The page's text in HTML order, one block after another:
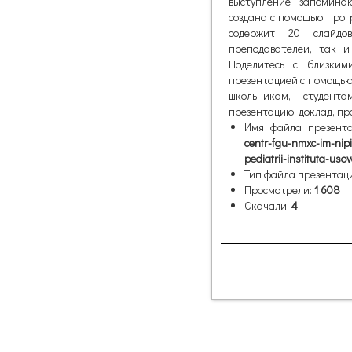
создана с помощью
содержит 20
преподавателей, так
Поделитесь с
презентацией с
школьникам,
презентацию, доклад,
Имя файла
centr-fgu-nmxc-im-
pediatrii-instituta-
Тип файла
Просмотрели: 1 608
Скачали: 4